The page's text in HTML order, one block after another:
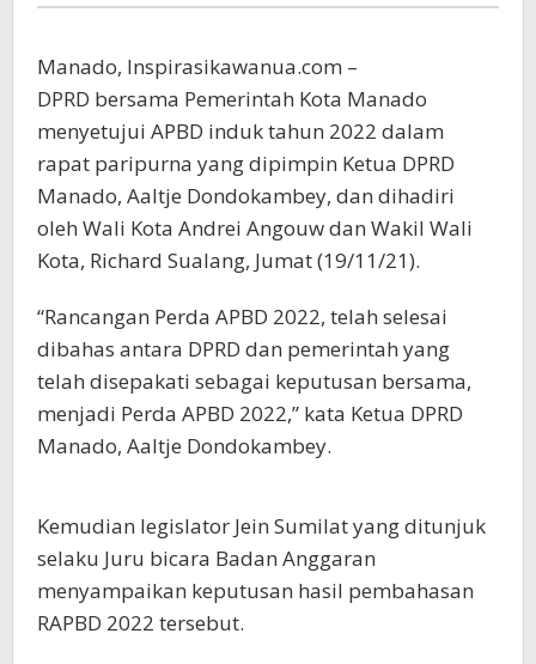
Manado, Inspirasikawanua.com –
DPRD bersama Pemerintah Kota Manado
menyetujui APBD induk tahun 2022 dalam
rapat paripurna yang dipimpin Ketua DPRD
Manado, Aaltje Dondokambey, dan dihadiri
oleh Wali Kota Andrei Angouw dan Wakil Wali
Kota, Richard Sualang, Jumat (19/11/21).
“Rancangan Perda APBD 2022, telah selesai
dibahas antara DPRD dan pemerintah yang
telah disepakati sebagai keputusan bersama,
menjadi Perda APBD 2022,” kata Ketua DPRD
Manado, Aaltje Dondokambey.
Kemudian legislator Jein Sumilat yang ditunjuk
selaku Juru bicara Badan Anggaran
menyampaikan keputusan hasil pembahasan
RAPBD 2022 tersebut.